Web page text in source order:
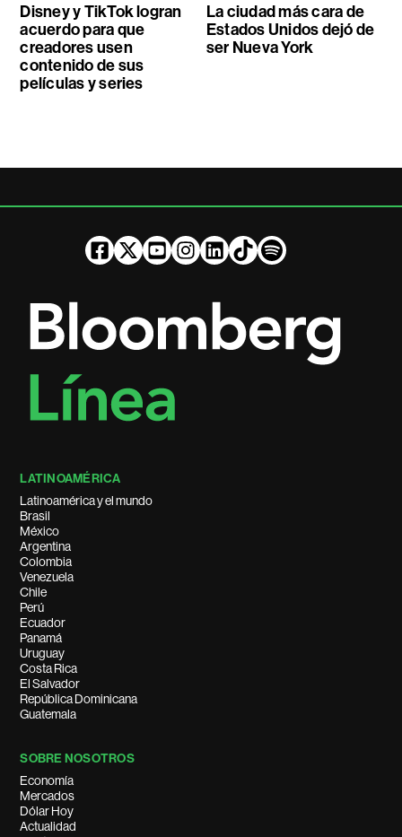
Disney y TikTok logran
acuerdo para que
creadores usen
contenido de sus
películas y series
La ciudad más cara de
Estados Unidos dejó de
ser Nueva York
LATINOAMÉRICA
Latinoamérica y el mundo
Brasil
México
Argentina
Colombia
Venezuela
Chile
Perú
Ecuador
Panamá
Uruguay
Costa Rica
El Salvador
República Dominicana
Guatemala
SOBRE NOSOTROS
Economía
Mercados
Dólar Hoy
Actualidad